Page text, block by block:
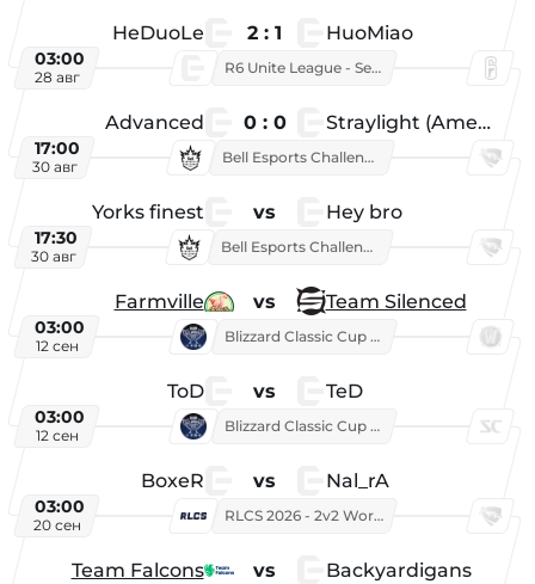
HeDuoLe 2 : 1 HuoMiao
03:00
28 авг
R6 Unite League - Season 1
Advanced 0 : 0 Straylight (American team)
17:00
30 авг
Bell Esports Challenge 2026
Yorks finest vs Hey bro
17:30
30 авг
Bell Esports Challenge 2026
Farmville vs Team Silenced
03:00
12 сен
Blizzard Classic Cup 2026
ToD vs TeD
03:00
12 сен
Blizzard Classic Cup 2026
BoxeR vs Nal_rA
03:00
20 сен
RLCS 2026 - 2v2 World Championship
Team Falcons vs Backyardigans